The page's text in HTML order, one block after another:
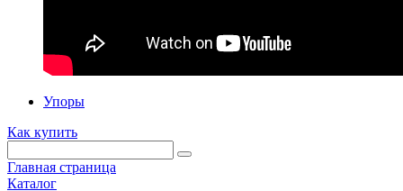
Упоры
Как купить
Главная страница
Каталог